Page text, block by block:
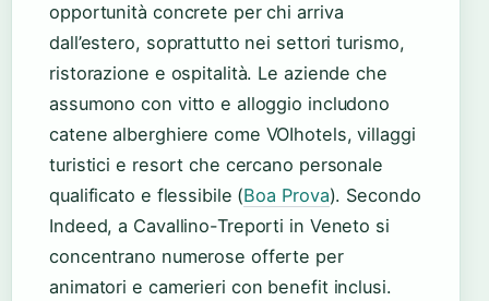
opportunità concrete per chi arriva
dall’estero, soprattutto nei settori turismo,
ristorazione e ospitalità. Le aziende che
assumono con vitto e alloggio includono
catene alberghiere come VOIhotels, villaggi
turistici e resort che cercano personale
qualificato e flessibile (Boa Prova). Secondo
Indeed, a Cavallino-Treporti in Veneto si
concentrano numerose offerte per
animatori e camerieri con benefit inclusi.